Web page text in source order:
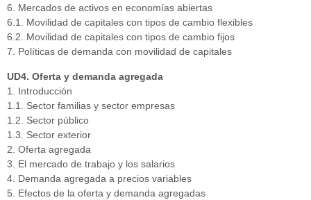
6. Mercados de activos en economías abiertas
6.1. Movilidad de capitales con tipos de cambio flexibles
6.2. Movilidad de capitales con tipos de cambio fijos
7. Políticas de demanda con movilidad de capitales
UD4. Oferta y demanda agregada
1. Introducción
1.1. Sector familias y sector empresas
1.2. Sector público
1.3. Sector exterior
2. Oferta agregada
3. El mercado de trabajo y los salarios
4. Demanda agregada a precios variables
5. Efectos de la oferta y demanda agregadas